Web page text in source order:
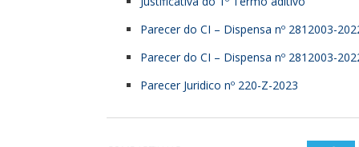
Parecer do CI – Dispensa nº 2812003-
Parecer do CI – Dispensa nº 2812003-
Parecer Juridico nº 220-Z-2023